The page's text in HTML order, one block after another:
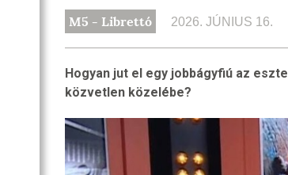
M5 - Librettó 2026. JÚNIUS 16.
Hogyan jut el egy jobbágyfiú az
közvetlen közelébe?